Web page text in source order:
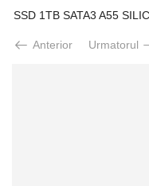
SSD 1TB SATA3 A55
Anterior Urmatorul